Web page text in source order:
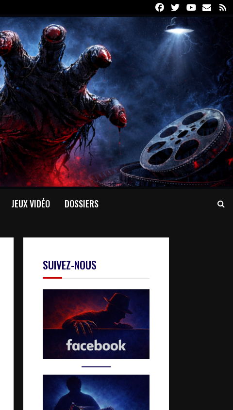
FacebookTwitterYoutube
Email
JEUX VIDÉO DOSSIERS
SUIVEZ-NOUS